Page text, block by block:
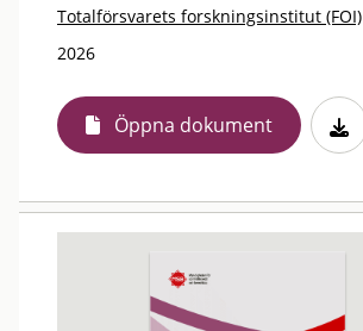
Totalförsvarets forskningsinstitut (FOI)
2026
Öppna dokument